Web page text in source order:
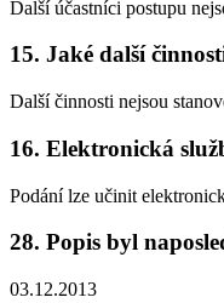
Další účastníci postupu
15. Jaké další
Další činnosti nejsou
16. Elektronická
Podání lze učinit
28. Popis byl
03.12.2013